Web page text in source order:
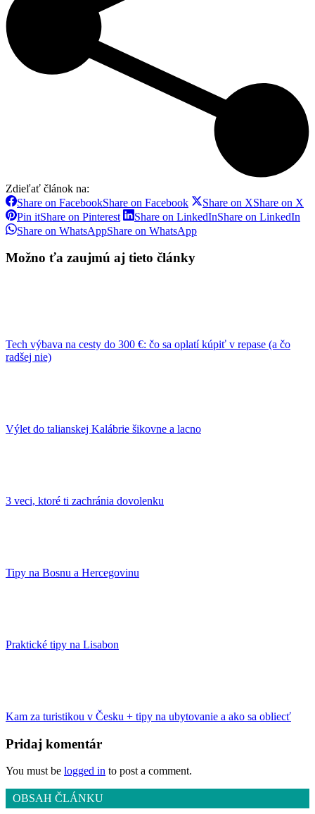
Zdieľať článok na:
Share on FacebookShare on Facebook Share on XShare on X
Pin itShare on Pinterest Share on LinkedInShare on LinkedIn
Share on WhatsAppShare on WhatsApp
Možno ťa zaujmú aj tieto články
Tech výbava na cesty do 300 €: čo sa oplatí kúpiť v repase (a čo
radšej nie)
Výlet do talianskej Kalábrie šikovne a lacno
3 veci, ktoré ti zachránia dovolenku
Tipy na Bosnu a Hercegovinu
Praktické tipy na Lisabon
Kam za turistikou v Česku + tipy na ubytovanie a ako sa obliecť
Pridaj komentár
You must be logged in to post a comment.
OBSAH ČLÁNKU